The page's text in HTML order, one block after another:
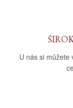
U nás si